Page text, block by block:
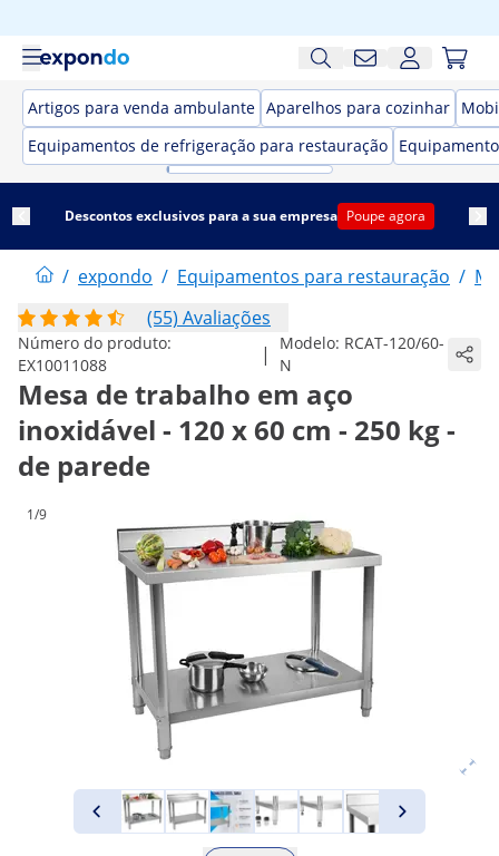
Artigos para venda ambulante Aparelhos para cozinhar
Equipamentos de refrigeração para restauração
Descontos exclusivos para a sua empresa Poupe agora
/ expondo / Equipamentos para restauração /
(55) Avaliações
Número do produto:
EX10011088
| Modelo: RCAT-120/60-
N
Mesa de trabalho em aço
inoxidável - 120 x 60 cm - 250 kg -
de parede
1/9